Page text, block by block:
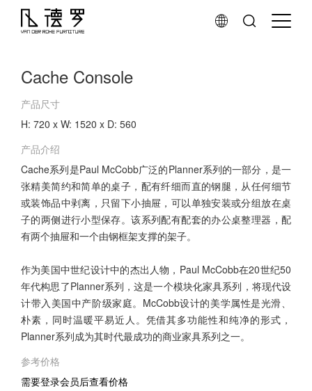
Cache Console
产品尺寸
H: 720 x W: 1520 x D: 560
产品介绍
Cache系列是Paul McCobb广泛的Planner系列的一部分，是一
张精美简约和简单的桌子，配有纤细而直的钢腿，从任何细节
或装饰品中剥离，只留下小抽屉，可以单独安装或分组放在桌
子的两侧进行小型保存。该系列配有配套的办公桌整理器，配
有两个抽屉和一个由钢框架支撑的架子。
作为美国中世纪设计中的杰出人物，Paul McCobb在20世纪50
年代构思了Planner系列，这是一个模块化家具系列，将现代设
计带入美国中产阶级家庭。McCobb设计的美学属性是光滑、
朴素，同时温暖平易近人。凭借其多功能性和纯净的形式，
Planner系列成为其时代最成功的商业家具系列之一。
参考价格
需要登录会员后查看价格